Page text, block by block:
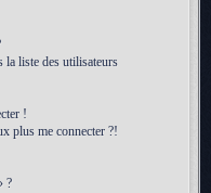
la liste des utilisateurs
!
plus me connecter ?!
?